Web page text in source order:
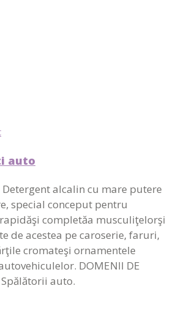
auto
: Detergent alcalin cu mare putere
special conceput pentru
completăa musculiţelorşi
de acestea pe caroserie, faruri,
cromateşi ornamentele
DOMENII DE
Spălătorii auto.